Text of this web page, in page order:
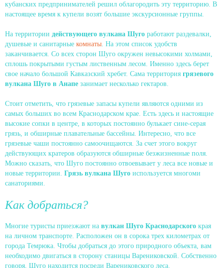
кубанских предпринимателей решил облагородить эту территорию. В
настоящее время к купели возят большие экскурсионные группы.
На территории действующего вулкана Шуго работают раздевалки,
душевые и санитарные комнаты. На этом список удобств
заканчивается. Со всех сторон Шуго окружен невысокими холмами,
сплошь покрытыми густым лиственным лесом. Именно здесь берет
свое начало большой Кавказский хребет. Сама территория грязевого
вулкана Шуго в Анапе занимает несколько гектаров.
Стоит отметить, что грязевые запасы купели являются одними из
самых больших во всем Краснодарском крае. Есть здесь и настоящие
высокие сопки в центре, в которых постоянно булькает сине-серая
грязь, и обширные плавательные бассейны. Интересно, что все
грязевые чаши постоянно самоочищаются. За счет этого вокруг
действующих кратеров образуются обширные безжизненные поля.
Можно сказать, что Шуго постоянно отвоевывает у леса все новые и
новые территории. Грязь вулкана Шуго используется многоми
санаториями.
Как добраться?
Многие туристы приезжают на вулкан Шуго Краснодарского края
на личном транспорте. Расположен он в сорока трех километрах от
города Темрюка. Чтобы добраться до этого природного объекта, вам
необходимо двигаться в сторону станицы Варениковской. Собственно
говоря, Шуго находится посреди Варениковского леса.